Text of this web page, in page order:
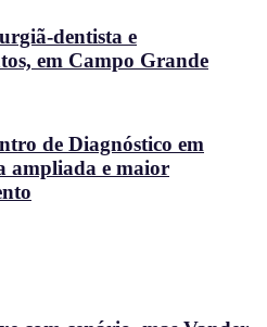
dentista e
em Campo Grande
de Diagnóstico em
ampliada e maior